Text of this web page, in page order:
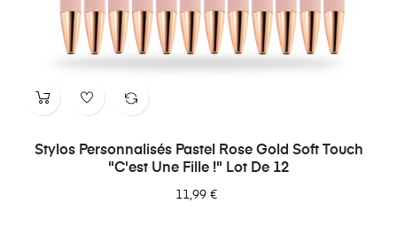
Stylos Personnalisés Pastel Rose Gold Soft Touch
"C'est Une Fille !" Lot De 12
11,99 €